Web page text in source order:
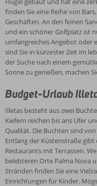
finden Sie eine Reihe von
Geschäften. An den feinen
und ein schöner Golfplatz ist
umfangreiches Angebot oder
sind Sie in kürzester Zeit im
der Suche nach einem
Sonne zu genießen, machen
Budget-Urlaub
Illetas besteht aus zwei
Kiefern reichen bis ans Ufer
Qualität. Die Buchten sind
Entlang der Küstenstraße gibt
Restaurants mit Terrassen.
belebteren Orte Palma Nova
Stränden finden Sie eine
Einrichtungen für Kinder.